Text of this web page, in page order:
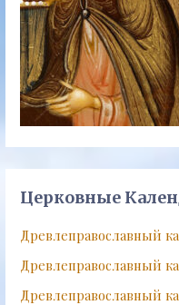
Церковные
Древлеправославный
Древлеправославный
Древлеправославный